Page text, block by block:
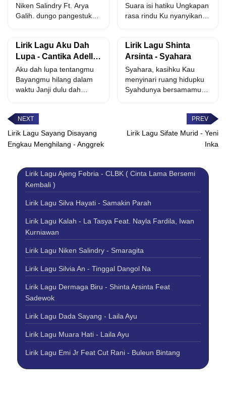
dan Artinya
Niken Salindry Ft. Arya
Galih. dungo pangestuku
Suara isi hatiku Ungkapan
rasa rindu Ku nyanyikan
menggodaku...
Lirik Lagu Aku Dah
Lupa - Cantika Adella
Feat. Chelosa Adella
Putri
Aku dah lupa tentangmu
Bayangmu hilang dalam
waktu Janji dulu dah
Lirik Lagu Shinta
Arsinta - Syahara
Syahara, kasihku Kau
menyinari ruang hidupku
Syahdunya bersamamu
sayangku Mengukir...
Lirik Lagu Sayang Disayang
Engkau Menghilang - Anggrek
Lirik Lagu Sifate Murid - Yeni
Inka
Lirik Lagu Ajeng Febria - CLBK ( Cinta Lama Bersemi
Kembali )
Lirik Lagu Silva Hayati - Samakin Parah
Lirik Lagu Kalah - La Tasya Feat. Nayla Fardila, Iwan
Kurniawan
Lirik Lagu Niken Salindry - Smaragita
Lirik Lagu Silvia An - Tinggal Dangol Na
Lirik Lagu Dermaga Biru - Shinta Arsinta Feat
Sadewok
Lirik Lagu Dada Sayang - Laila Ayu
Lirik Lagu Muara Hati - Laila Ayu
Lirik Lagu Emi Jr Feat Cut Rani - Buleun Bintang